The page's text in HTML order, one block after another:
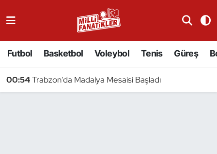
Futbol Basketbol Voleybol Tenis Güreş
00:54Trabzon'da Madalya Mesaisi Başladı
Badminton